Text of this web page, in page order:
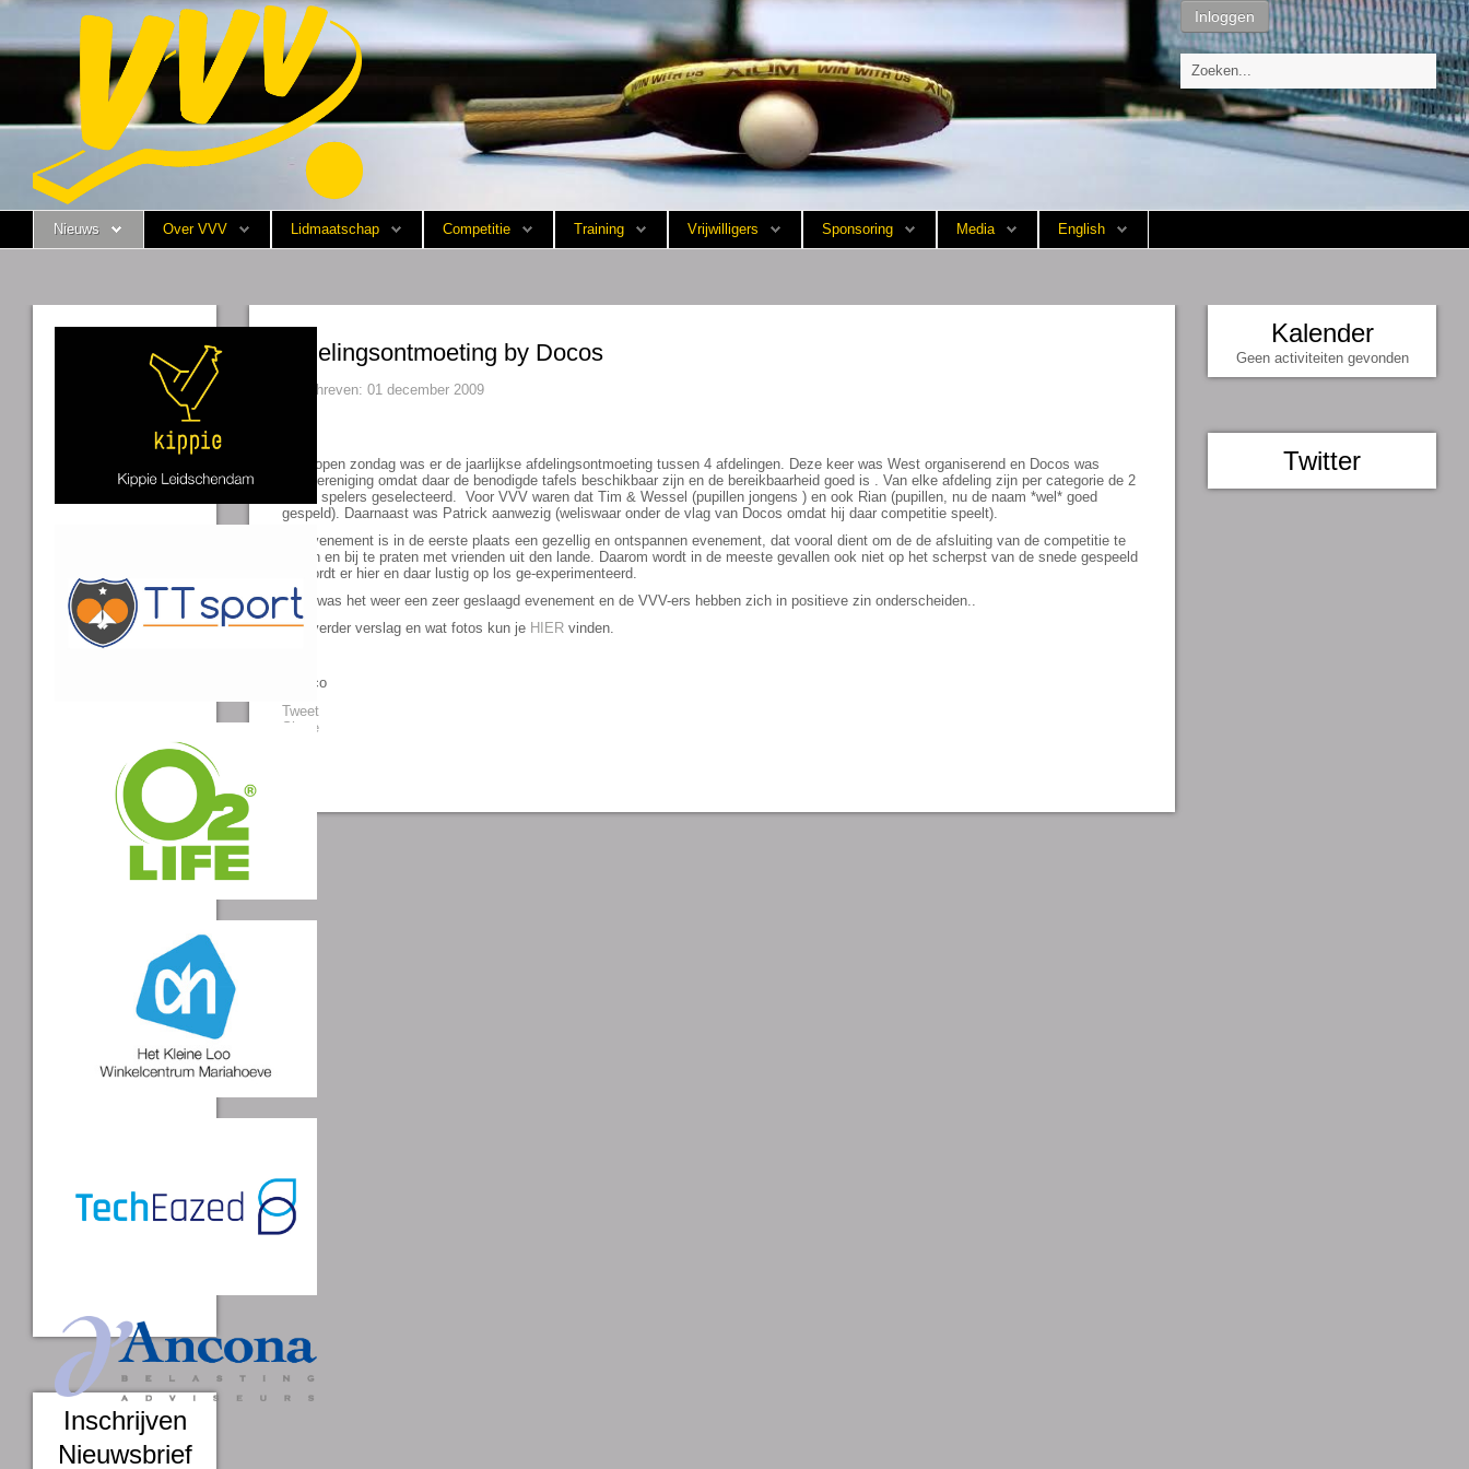
Nieuws
Over VVV
Lidmaatschap
Competitie
Inloggen
Nieuws Over VVV Lidmaatschap Competitie Training Vrijwilligers Sponsoring Media English
Afdelingsontmoeting by Docos
Geschreven: 01 december 2009
Afgelopen zondag was er de jaarlijkse afdelingsontmoeting tussen 4 afdelingen. Deze keer was West organiserend en Docos was
gastvereniging omdat daar de benodigde tafels beschikbaar zijn en de bereikbaarheid goed is . Van elke afdeling zijn per categorie de 2
beste spelers geselecteerd. Voor VVV waren dat Tim & Wessel (pupillen jongens ) en ook Rian (pupillen, nu de naam *wel* goed
gespeld). Daarnaast was Patrick aanwezig (weliswaar onder de vlag van Docos omdat hij daar competitie speelt).
Dit evenement is in de eerste plaats een gezellig en ontspannen evenement, dat vooral dient om de de afsluiting van de competitie te
vieren en bij te praten met vrienden uit den lande. Daarom wordt in de meeste gevallen ook niet op het scherpst van de snede gespeeld
en wordt er hier en daar lustig op los ge-experimenteerd.
Toch was het weer een zeer geslaagd evenement en de VVV-ers hebben zich in positieve zin onderscheiden..
Een verder verslag en wat fotos kun je HIERvinden.
Remco
Tweet
Share
Inschrijven
Nieuwsbrief
Kalender
Geen activiteiten gevonden
Twitter